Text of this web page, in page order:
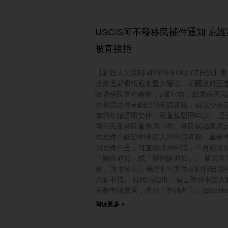
USCIS可不發移民補件通知 庇
被直接拒
【新唐人北京時間2026年08月07日訊】
政策近期繼續迎來重大變革。美國政府正
收緊移民審查程序，5號宣布，如果移民
次申請文件未能證明申請資格，或缺少規
加的初始證明文件，可直接駁回申請。 週
國公民及移民服務局宣布，移民官如果認
民文件不能證明申請人的申請資格，重要
明文件不全，可直接駁回申請，不再必須
「補件通知」或「擬拒絕通知」。 新規立
效，適用於目前審理中的案件及8月5日以
的新申請。 移民局指出，過去部分申請人
完整申請漏洞，進行「申請占位」
阅读更多 »